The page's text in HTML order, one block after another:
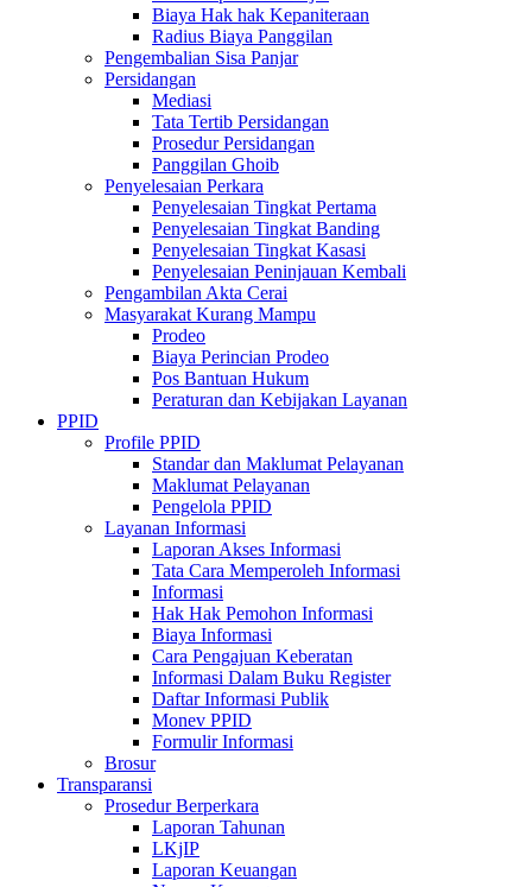
Biaya Hak hak Kepaniteraan
Radius Biaya Panggilan
Pengembalian Sisa Panjar
Persidangan
Mediasi
Tata Tertib Persidangan
Prosedur Persidangan
Panggilan Ghoib
Penyelesaian Perkara
Penyelesaian Tingkat Pertama
Penyelesaian Tingkat Banding
Penyelesaian Tingkat Kasasi
Penyelesaian Peninjauan Kembali
Pengambilan Akta Cerai
Masyarakat Kurang Mampu
Prodeo
Biaya Perincian Prodeo
Pos Bantuan Hukum
Peraturan dan Kebijakan Layanan
PPID
Profile PPID
Standar dan Maklumat Pelayanan
Maklumat Pelayanan
Pengelola PPID
Layanan Informasi
Laporan Akses Informasi
Tata Cara Memperoleh Informasi
Informasi
Hak Hak Pemohon Informasi
Biaya Informasi
Cara Pengajuan Keberatan
Informasi Dalam Buku Register
Daftar Informasi Publik
Monev PPID
Formulir Informasi
Brosur
Transparansi
Prosedur Berperkara
Laporan Tahunan
LKjIP
Laporan Keuangan